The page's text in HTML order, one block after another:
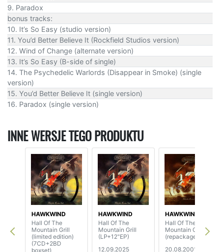
9. Paradox
bonus tracks:
10. It’s So Easy (studio version)
11. You’d Better Believe It (Rockfield Studios version)
12. Wind of Change (alternate version)
13. It’s So Easy (B-side of single)
14. The Psychedelic Warlords (Disappear in Smoke) (single
version)
15. You’d Better Believe It (single version)
16. Paradox (single version)
INNE WERSJE TEGO PRODUKTU
HAWKWIND
Hall Of The
Mountain Grill
(limited edition)
(7CD+2BD
boxset)
HAWKWIND
Hall Of The
Mountain Grill
(LP+12"EP)
12.09.2025
HAWKWIND
Hall Of The
Mountain Grill
(repackaged)
20.08.2001